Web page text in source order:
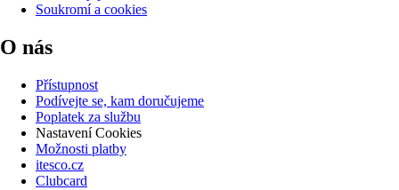
Soukromí a cookies
O nás
Přístupnost
Podívejte se, kam doručujeme
Poplatek za službu
Nastavení Cookies
Možnosti platby
itesco.cz
Clubcard